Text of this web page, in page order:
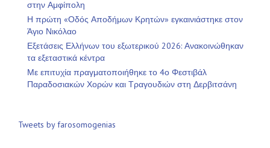
στην Αμφίπολη
Η πρώτη «Οδός Αποδήμων Κρητών» εγκαινιάστηκε στον
Άγιο Νικόλαο
Εξετάσεις Ελλήνων του εξωτερικού 2026: Ανακοινώθηκαν
τα εξεταστικά κέντρα
Με επιτυχία πραγματοποιήθηκε το 4ο Φεστιβάλ
Παραδοσιακών Χορών και Τραγουδιών στη Δερβιτσάνη
Tweets by farosomogenias